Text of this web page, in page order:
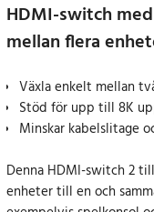
HDMI-switch
mellan flera
Växla enkelt mellan
Stöd för upp till 8K
Minskar kabelslitage
Denna HDMI-switch 2
enheter till en och